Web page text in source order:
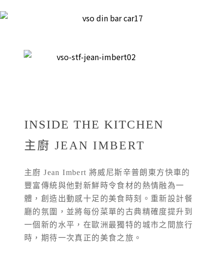
INSIDE THE KITCHEN
主廚 JEAN IMBERT
主廚 Jean Imbert 將威尼斯辛普朗東方快車的
豐富傳統與他對新鮮時令食材的熱情融為一
體，創造出動感十足的美食時刻。重新設計餐
廳的氛圍，並將每份菜單的古典精確度提升到
一個新的水平，在歐洲最獨特的城市之間旅行
時，期待一次真正的美食之旅。